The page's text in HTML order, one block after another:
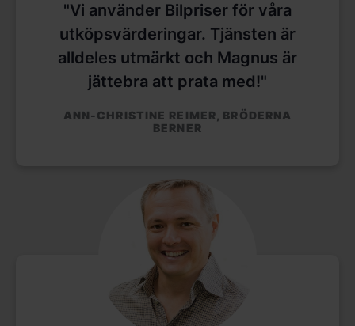
"Vi använder Bilpriser för våra
utköpsvärderingar. Tjänsten är
alldeles utmärkt och Magnus är
jättebra att prata med!"
ANN-CHRISTINE REIMER, BRÖDERNA
BERNER